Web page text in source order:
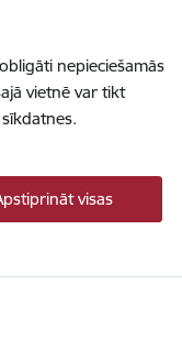
nepieciešamās
vietnē var tikt
visas